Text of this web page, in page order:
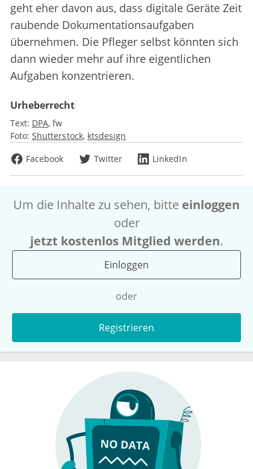
geht eher davon aus, dass digitale Geräte Zeit
raubende Dokumentationsaufgaben
übernehmen. Die Pfleger selbst könnten sich
dann wieder mehr auf ihre eigentlichen
Aufgaben konzentrieren.
Urheberrecht
Text: DPA fw
Foto: Shutterstock ktsdesign
Facebook
Twitter LinkedIn
Um die Inhalte zu sehen, bitte einloggen
oder
jetzt kostenlos Mitglied werden.
Einloggen
oder
Registrieren